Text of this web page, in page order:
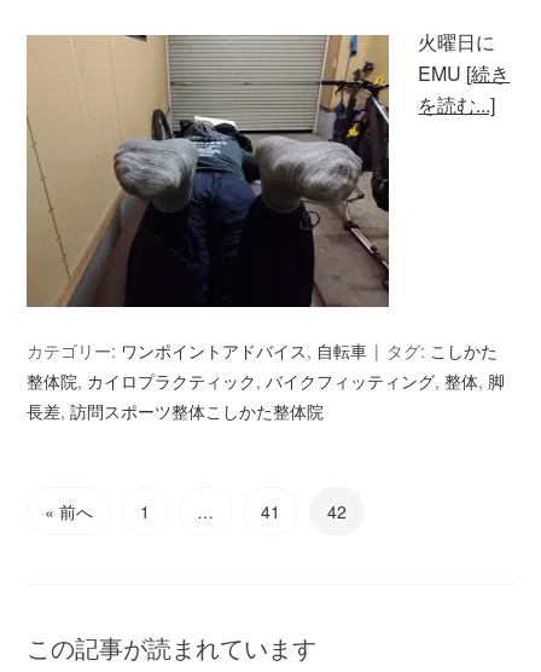
火曜日に
EMU [続き
を読む...]
カテゴリー: ワンポイントアドバイス, 自転車 タグ: こしかた
整体院, カイロプラクティック,バイクフィッティング,整体, 脚
長差,訪問スポーツ整体こしかた整体院
« 前へ 1 … 41 42
この記事が読まれています